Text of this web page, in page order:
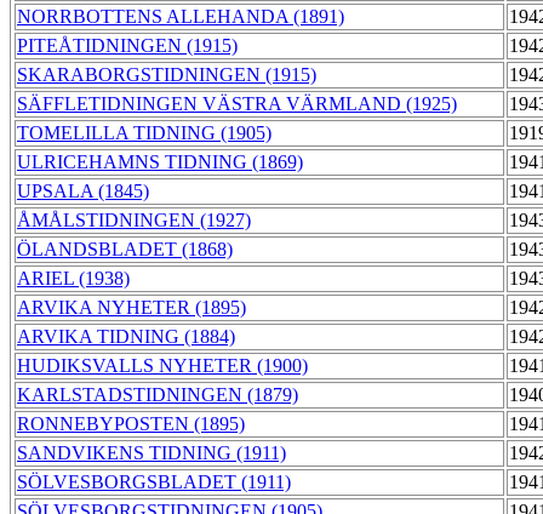
NORRBOTTENS ALLEHANDA (1891)
PITEÅTIDNINGEN (1915)
SKARABORGSTIDNINGEN (1915)
SÄFFLETIDNINGEN VÄSTRA VÄRMLAND (1925)
TOMELILLA TIDNING (1905)
ULRICEHAMNS TIDNING (1869)
UPSALA (1845)
ÅMÅLSTIDNINGEN (1927)
ÖLANDSBLADET (1868)
ARIEL (1938)
ARVIKA NYHETER (1895)
ARVIKA TIDNING (1884)
HUDIKSVALLS NYHETER (1900)
KARLSTADSTIDNINGEN (1879)
RONNEBYPOSTEN (1895)
SANDVIKENS TIDNING (1911)
SÖLVESBORGSBLADET (1911)